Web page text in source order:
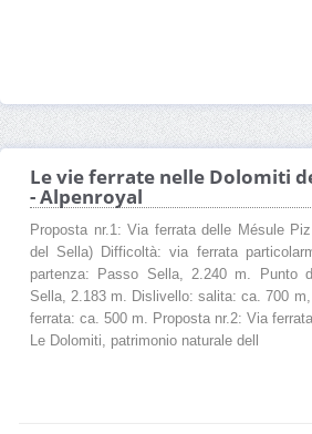
Le vie ferrate nelle Dolomiti
- Alpenroyal
Proposta nr.1: Via ferrata delle Mésule
del Sella) Difficoltà: via ferrata
partenza: Passo Sella, 2.240 m. Punto
Sella, 2.183 m. Dislivello: salita: ca. 700
ferrata: ca. 500 m. Proposta nr.2: Via
Le Dolomiti, patrimonio naturale dell